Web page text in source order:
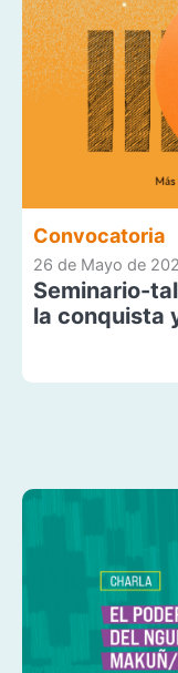
Convocatoria
26 de Mayo de
Seminario-
la conquista